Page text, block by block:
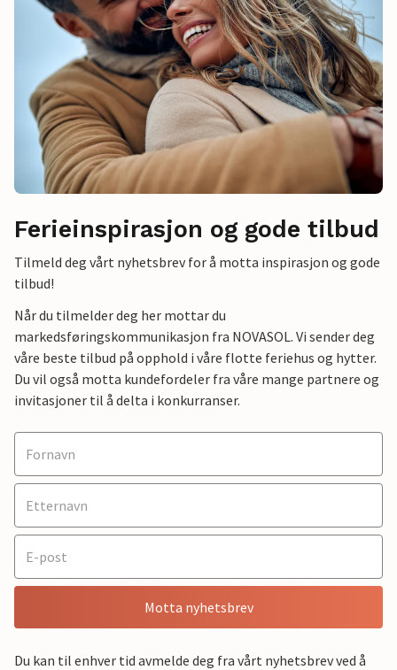
Ferieinspirasjon og gode tilbud
Tilmeld deg vårt nyhetsbrev for å motta inspirasjon og gode
tilbud!
Når du tilmelder deg her mottar du
markedsføringskommunikasjon fra NOVASOL. Vi sender deg
våre beste tilbud på opphold i våre flotte feriehus og hytter.
Du vil også motta kundefordeler fra våre mange partnere og
invitasjoner til å delta i konkurranser.
Motta nyhetsbrev
Du kan til enhver tid avmelde deg fra vårt nyhetsbrev ved å